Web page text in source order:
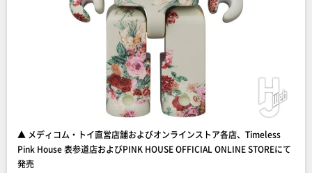
▲ メディコム・トイ直営店舗およびオンラインストア各店、Timeless
Pink House 表参道店およびPINK HOUSE OFFICIAL ONLINE STOREにて
発売